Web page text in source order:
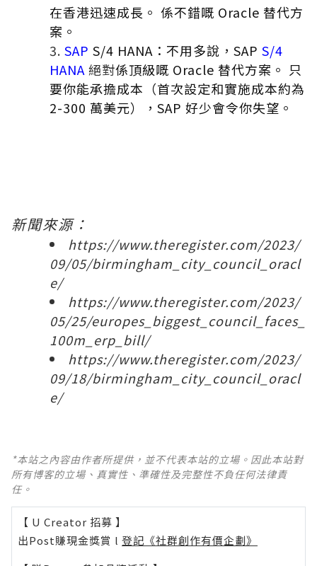
在香港迅速成長。 係不錯嘅 Oracle 替代方
案。
SAP S/4 HANA：不用多說，SAP S/4
HANA絕對係頂級嘅 Oracle 替代方案。 只
要你能承擔成本（首次設定和實施成本約為
2-300 萬美元），SAP 好少會令你失望。
新聞來源：
https://www.theregister.com/2023/
09/05/birmingham_city_council_oracl
e/
https://www.theregister.com/2023/
05/25/europes_biggest_council_faces_
100m_erp_bill/
https://www.theregister.com/2023/
09/18/birmingham_city_council_oracl
e/
*本站之內容由作者所提供，並不代表本站的立場。因此本站對
所有博客的立場、真實性、準確性及完整性不負任何法律責
任。
【 U Creator 招募 】
出Post賺現金獎賞 l 登記《社群創作有價企劃》